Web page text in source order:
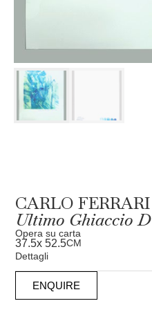
CARLO FERRARI
Ultimo Ghiaccio D
Opera su carta
37.5x 52.5CM
Dettagli
ENQUIRE